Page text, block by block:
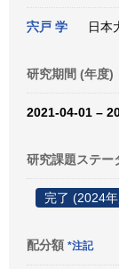
宍戸 学 日本
研究期間 (年度)
2021-04-01 –
研究課題ステー
完了 (2024
配分額 *注記